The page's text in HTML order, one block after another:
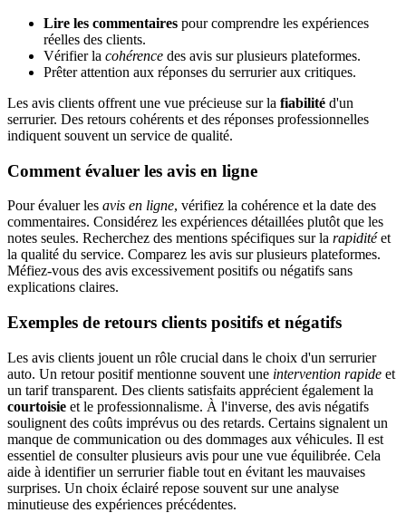
Lire les commentaires pour comprendre les expériences
réelles des clients.
Vérifier la cohérence des avis sur plusieurs plateformes.
Prêter attention aux réponses du serrurier aux critiques.
Les avis clients offrent une vue précieuse sur la fiabilité d'un
serrurier. Des retours cohérents et des réponses professionnelles
indiquent souvent un service de qualité.
Comment évaluer les avis en ligne
Pour évaluer les avis en ligne, vérifiez la cohérence et la date des
commentaires. Considérez les expériences détaillées plutôt que les
notes seules. Recherchez des mentions spécifiques sur la rapiditéet
la qualité du service. Comparez les avis sur plusieurs plateformes.
Méfiez-vous des avis excessivement positifs ou négatifs sans
explications claires.
Exemples de retours clients positifs et négatifs
Les avis clients jouent un rôle crucial dans le choix d'un serrurier
auto. Un retour positif mentionne souvent une intervention rapide et
un tarif transparent. Des clients satisfaits apprécient également la
courtoisie et le professionnalisme. À l'inverse, des avis négatifs
soulignent des coûts imprévus ou des retards. Certains signalent un
manque de communication ou des dommages aux véhicules. Il est
essentiel de consulter plusieurs avis pour une vue équilibrée. Cela
aide à identifier un serrurier fiable tout en évitant les mauvaises
surprises. Un choix éclairé repose souvent sur une analyse
minutieuse des expériences précédentes.